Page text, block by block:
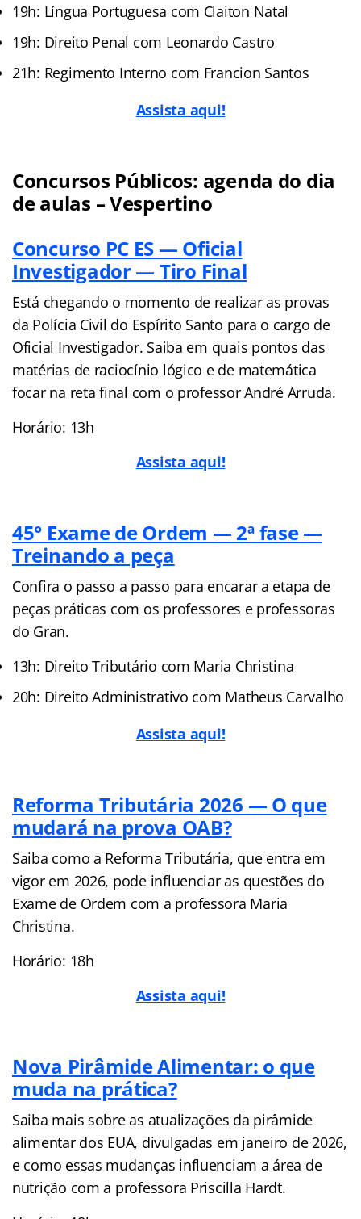
19h: Língua Portuguesa com Claiton Natal
19h: Direito Penal com Leonardo Castro
21h: Regimento Interno com Francion Santos
Assista aqui!
Concursos Públicos: agenda do dia
de aulas – Vespertino
Concurso PC ES — Oficial
Investigador — Tiro Final
Está chegando o momento de realizar as provas
da Polícia Civil do Espírito Santo para o cargo de
Oficial Investigador. Saiba em quais pontos das
matérias de raciocínio lógico e de matemática
focar na reta final com o professor André Arruda.
Horário: 13h
Assista aqui!
45° Exame de Ordem — 2ª fase —
Treinando a peça
Confira o passo a passo para encarar a etapa de
peças práticas com os professores e professoras
do Gran.
13h: Direito Tributário com Maria Christina
20h: Direito Administrativo com Matheus Carvalho
Assista aqui!
Reforma Tributária 2026 — O que
mudará na prova OAB?
Saiba como a Reforma Tributária, que entra em
vigor em 2026, pode influenciar as questões do
Exame de Ordem com a professora Maria
Christina.
Horário: 18h
Assista aqui!
Nova Pirâmide Alimentar: o que
muda na prática?
Saiba mais sobre as atualizações da pirâmide
alimentar dos EUA, divulgadas em janeiro de 2026,
e como essas mudanças influenciam a área de
nutrição com a professora Priscilla Hardt.